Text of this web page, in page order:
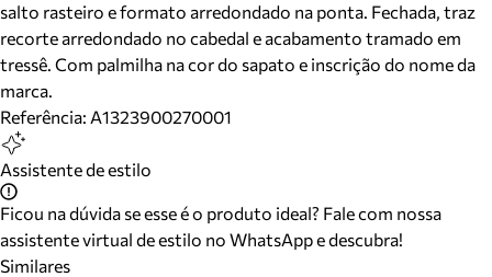
salto rasteiro e formato arredondado na ponta. Fechada, traz
recorte arredondado no cabedal e acabamento tramado em
tressê. Com palmilha na cor do sapato e inscrição do nome da
marca.
Referência: A1323900270001
Assistente de estilo
Ficou na dúvida se esse é o produto ideal? Fale com nossa
assistente virtual de estilo no WhatsApp e descubra!
Similares